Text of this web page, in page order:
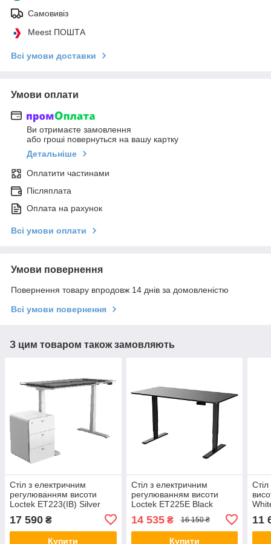
Самовивіз
Meest ПОШТА
Всі умови доставки
Умови оплати
Ви отримаєте замовлення
або гроші повернуться на вашу картку
Детальніше
Оплатити частинами
Післяплата
Оплата на рахунок
Всі умови оплати
Умови повернення
Повернення товару впродовж 14 днів за домовленістю
Всі умови повернення
З цим товаром також замовляють
Стіл з електричним
регулюванням висоти
Loctek ET223(IB) Silver
17 590 ₴
Купити
Стіл з електричним
регулюванням висоти
Loctek ET225E Black
14 535₴ 16 150 ₴
Купити
11